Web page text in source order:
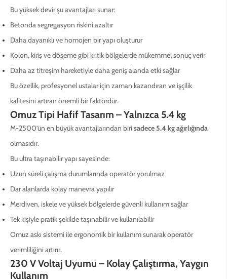
Bu yüksek devir şu avantajları sunar:
Betonda segregasyon riskini azaltır
Daha dayanıklı ve homojen bir yapı oluşturur
Kolon, kiriş ve döşeme gibi kritik bölgelerde mükemmel sonuç verir
Daha az titreşim hareketiyle daha geniş alanda etki sağlar
Bu özellik, profesyonel ustalar için zaman kazandıran ve işçilik
kalitesini artıran önemli bir faktördür.
Omuz Tipi Hafif Tasarım – Yalnızca 5.4 kg
M-2500’ün en büyük avantajlarından biri sadece 5.4 kg ağırlığında
olmasıdır.
Bu ultra taşınabilir yapı sayesinde:
Uzun süreli çalışma durumlarında operatör yorulmaz
Dar alanlarda kolay manevra yapılır
Merdiven, iskele ve yüksek bölgelerde güvenli kullanım sağlar
Tek kişiyle pratik şekilde taşınabilir ve kullanılabilir
Omuz askı sistemi ile ergonomik bir kullanım sunarak operatör
verimliliğini artırır.
230 V Voltaj Uyumu – Kolay Çalıştırma, Yaygın
Kullanım